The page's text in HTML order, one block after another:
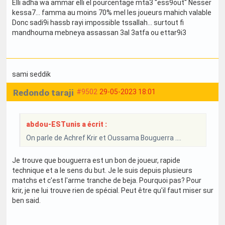
Elli adha wa ammar elli el pourcentage mta3 "ess9out" Nesser
kessa7... famma au moins 70% mel les joueurs mahich valable
Donc sadi9i hassb rayi impossible tssallah... surtout fi
mandhouma mebneya assassan 3al 3atfa ou ettar9i3
sami seddik
#9502 29-05-2023 18:01
Redondo taraji
abdou-ESTunis a écrit :
On parle de Achref Krir et Oussama Bouguerra ....
Je trouve que bouguerra est un bon de joueur, rapide
technique et a le sens du but. Je le suis depuis plusieurs
matchs et c'est l'arme tranche de beja. Pourquoi pas? Pour
krir, je ne lui trouve rien de spécial. Peut être qu'il faut miser sur
ben said.